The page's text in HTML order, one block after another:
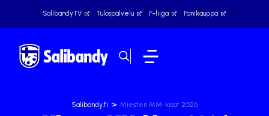
SalibandyTV Tulospalvelu F-liiga Fanikauppa
Salibandy.fi > Miesten MM-kisat 2026